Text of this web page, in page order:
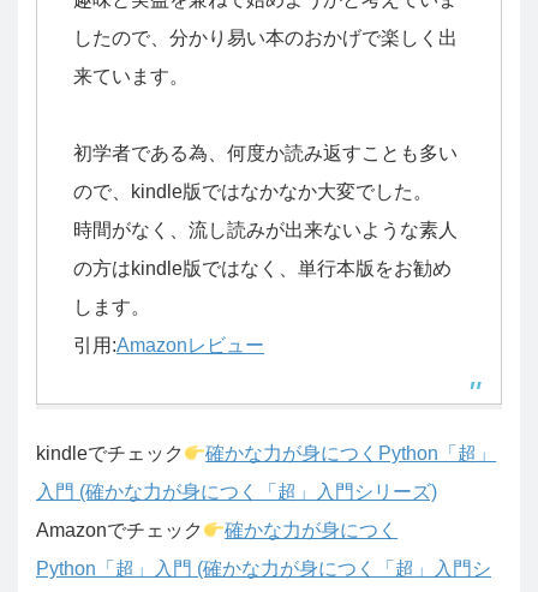
したので、分かり易い本のおかげで楽しく出
来ています。
初学者である為、何度か読み返すことも多い
ので、kindle版ではなかなか大変でした。
時間がなく、流し読みが出来ないような素人
の方はkindle版ではなく、単行本版をお勧め
します。
引用:Amazonレビュー
kindleでチェック
確かな力が身につくPython「超」
入門 (確かな力が身につく「超」入門シリーズ)
Amazonでチェック
確かな力が身につく
Python「超」入門 (確かな力が身につく「超」入門シ